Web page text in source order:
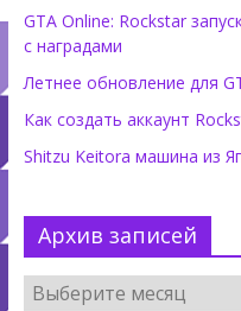
GTA Online: Rockstar
с наградами
Летнее обновление для
Как создать аккаунт
Shitzu Keitora машина из
Архив записей